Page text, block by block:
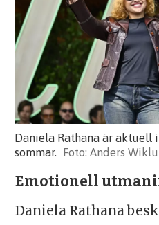
Daniela Rathana är aktuell
sommar.
Anders
Emotionell
Daniela Rathana